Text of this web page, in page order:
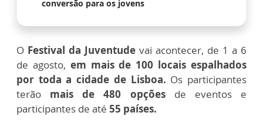
conversão para os jovens
O Festival da Juventude vai acontecer, de 1 a 6
de agosto, em mais de 100 locais espalhados
por toda a cidade de Lisboa. Os participantes
terão mais de 480 opções de eventos e
participantes de até 55 países.